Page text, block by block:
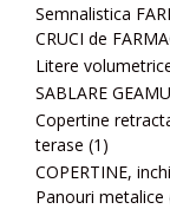
Semnalistica
CRUCI de
Litere
SABLARE
Copertine
terase (1)
COPERTINE,
Panouri metalice